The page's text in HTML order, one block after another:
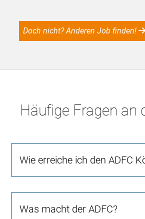
Doch nicht? Anderen Job finden!
Häufige Fragen an
Wie erreiche ich den ADFC
Was macht der ADFC?